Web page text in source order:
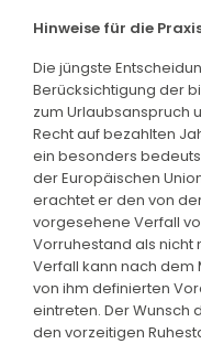
Hinweise für die
Die jüngste
Berücksichtigung der
zum Urlaubsanspruch
Recht auf bezahlten
ein besonders
der Europäischen
erachtet er den von
vorgesehene Verfall
Vorruhestand als nicht
Verfall kann nach dem
von ihm definierten
eintreten. Der Wunsch
den vorzeitigen